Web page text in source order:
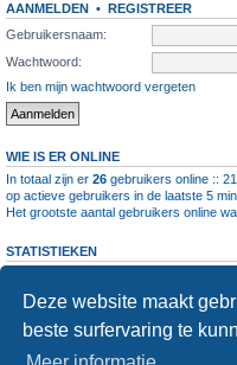
Deze website maakt
beste surfervaring te
AANMELDEN • REGISTREER
Gebruikersnaam:
Wachtwoord:
Ik ben mijn wachtwoord vergeten
WIE IS ER ONLINE
In totaal zijn er 26 gebruikers online ::
op actieve gebruikers in de laatste 5
Het grootste aantal gebruikers online
STATISTIEKEN
Forumoverzicht Contact
KAA Gent kan nooit aansprakelijk